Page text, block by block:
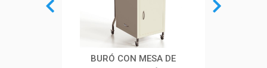
BURÓ CON MESA DE
GABINETE PARA